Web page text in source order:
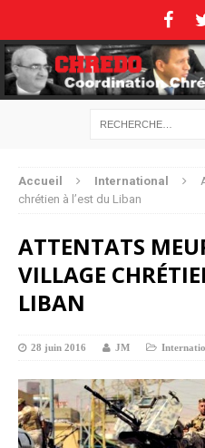
Accueil International
chrétien à l’est du Liban
ATTENTATS
VILLAGE
LIBAN
28 juin 2016 JM